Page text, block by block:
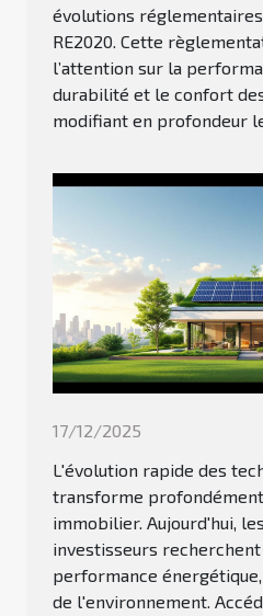
évolutions
RE2020. Cette
l’attention sur la
durabilité et le confort
modifiant en profondeur
17/12/2025
L'évolution rapide des
transforme
immobilier. Aujourd'hui,
investisseurs
performance
de l'environnement.